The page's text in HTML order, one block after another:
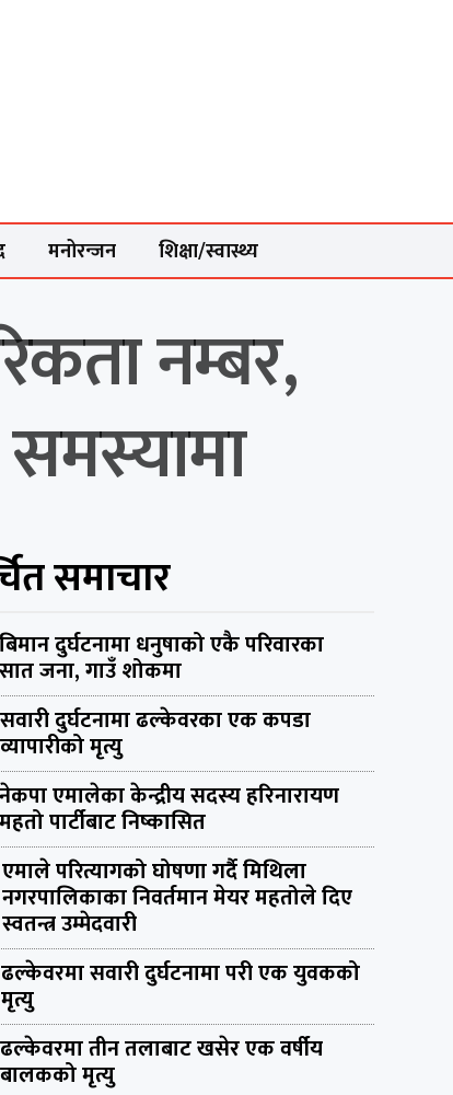
मनोरन्जन शिक्षा/स्वास्थ्य
नम्बर,
समाचार
बिमान दुर्घटनामा धनुषाको एकै परिवारका
सात जना, गाउँ शोकमा
सवारी दुर्घटनामा ढल्केवरका एक कपडा
व्यापारीको मृत्यु
नेकपा एमालेका केन्द्रीय सदस्य हरिनारायण
महतो पार्टीबाट निष्कासित
एमाले परित्यागको घोषणा गर्दै मिथिला
नगरपालिकाका निवर्तमान मेयर महतोले दिए
स्वतन्त्र उम्मेदवारी
ढल्केवरमा सवारी दुर्घटनामा परी एक युवकको
मृत्यु
ढल्केवरमा तीन तलाबाट खसेर एक वर्षीय
बालकको मृत्यु